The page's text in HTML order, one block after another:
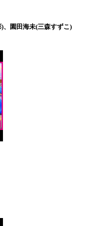
、園田海未(三森すずこ)